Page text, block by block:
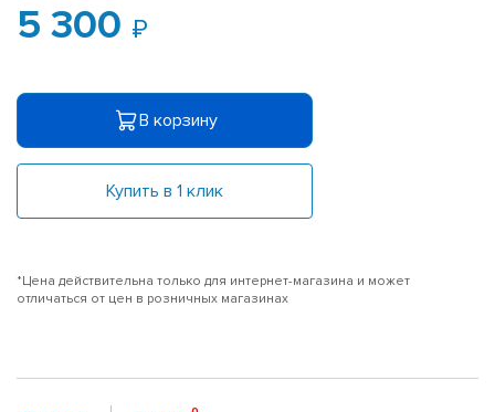
5 300
В корзину
Купить в 1 клик
*Цена действительна только для интернет-магазина и может
отличаться от цен в розничных магазинах